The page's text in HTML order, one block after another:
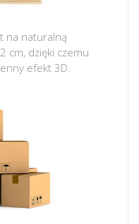
na naturalną
cm, dzięki czemu
efekt 3D.